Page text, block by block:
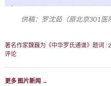
供稿：罗沈茹（原北京301
著名作家魏巍为《中华罗氏通谱》题词
评论
更多 图片新闻 →